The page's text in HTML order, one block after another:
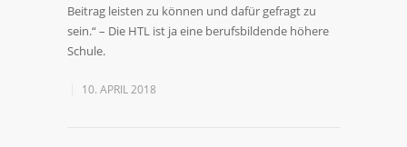
Beitrag leisten zu können und dafür gefragt zu
sein.“ – Die HTL ist ja eine berufsbildende höhere
Schule.
10. APRIL 2018